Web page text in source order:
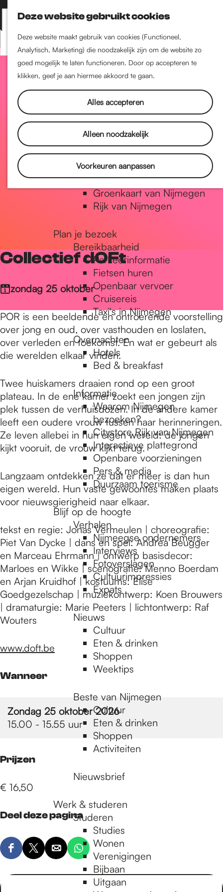
Deze website gebruikt cookies
Deze website maakt gebruik van cookies (Functioneel,
Analytisch, Marketing) die noodzakelijk zijn om de website zo
goed mogelijk te laten functioneren. Door op accepteren te
klikken, geef je aan hiermee akkoord te gaan.
Alles accepteren
Alleen noodzakelijk
Voorkeuren aanpassen
Z
o
e
k
e
K
a
a
r
t
M
e
n
Nijmegen-Nieuw-West
Nijmegen-Oud-West
Dukenburg
Lindenholt
Historie
De oudste stad van
Nederland
Historische tijdlijn
Romeinse Limes
Vrede van Nijmegen Penning
Natuur in Nijmegen
Groenkaart van Nijmegen
Rijk van Nijmegen
Plan je bezoek
Bereikbaarheid
Parkeerinformatie
Fietsen huren
Openbaar vervoer
Cruisereis
Taxi's in Nijmegen
Overnachten
Hotels
Bed & breakfast
Informatie
Waarom Nijmegen
bezoeken?
Citystore Rijk van Nijmegen
Interactieve plattegrond
Openbare voorzieningen
Pers & media
Duurzaam toerisme
Blijf op de hoogte
Verhalen
Nijmeegse ondernemers
Interviews
Fotoverslagen
Cultuurimpressies
Expats
Nieuws
Cultuur
Eten & drinken
Shoppen
Weektips
Beste van Nijmegen
Cultuur
Eten & drinken
Shoppen
Activiteiten
Nieuwsbrief
Werk & studeren
Studeren
Studies
Wonen
Verenigingen
Bijbaan
Uitgaan
Collectief dOFt
zondag 25 oktober
POR is een beeldende en ontroerende voorstelling
over jong en oud, over vasthouden en loslaten,
over verleden en toekomst. En wat er gebeurt als
die werelden elkaar vinden.
Twee huiskamers draaien rond op een groot
plateau. In de ene kamer zoekt een jongen zijn
plek tussen de verhuisdozen. In de andere kamer
leeft een oudere vrouw tussen haar herinneringen.
Ze leven allebei in hun eigen wereld: de jongen
kijkt vooruit, de vrouw kijkt terug.
Langzaam ontdekken ze dat er meer is dan hun
eigen wereld. Hun vaste gewoontes maken plaats
voor nieuwsgierigheid naar elkaar.
tekst en regie: Jonas Vermeulen | choreografie:
Piet Van Dycke | dans en spel: Andrea Beugger
en Marceau Ehrmann | ontwerp basisdecor:
Marloes en Wikke | scenografie: Menno Boerdam
en Arjan Kruidhof | kostuums: Elise
Goedgezelschap | muziekontwerp: Koen Brouwers
| dramaturgie: Marie Peeters | lichtontwerp: Raf
Wouters
www.doft.be
Wanneer
Zondag 25 oktober 2026
15.00 - 15.55 uur
Prijzen
€ 16,50
Deel deze pagina
D
e
D
e
D
e
D
e